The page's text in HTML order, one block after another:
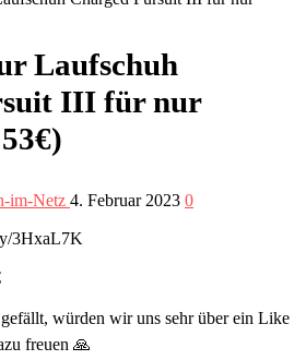
Laufschuh
III für nur
im-Netz 4. Februar 2023 0
3HxaL7K
würden wir uns sehr über ein Like
freuen 🙏